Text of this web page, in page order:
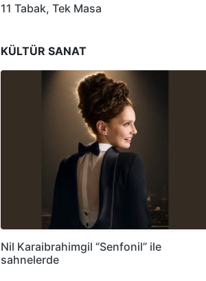
11 Tabak, Tek Masa
KÜLTÜR SANAT
Nil Karaibrahimgil “Senfonil” ile
sahnelerde